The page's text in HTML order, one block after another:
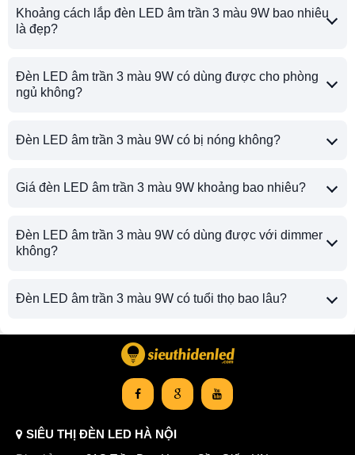
Khoảng cách lắp đèn LED âm trần 3 màu 9W bao nhiêu
là đẹp?
Đèn LED âm trần 3 màu 9W có dùng được cho phòng
ngủ không?
Đèn LED âm trần 3 màu 9W có bị nóng không?
Giá đèn LED âm trần 3 màu 9W khoảng bao nhiêu?
Đèn LED âm trần 3 màu 9W có dùng được với dimmer
không?
Đèn LED âm trần 3 màu 9W có tuổi thọ bao lâu?
SIÊU THỊ ĐÈN LED HÀ NỘI